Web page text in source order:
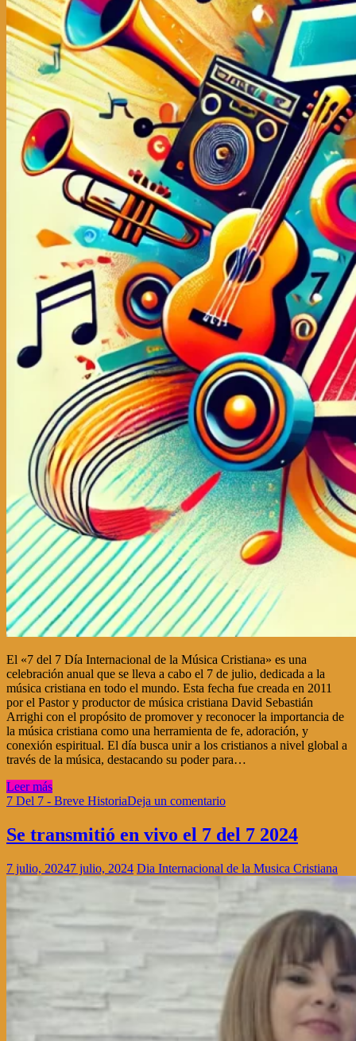
El «7 del 7 Día Internacional de la Música Cristiana» es una
celebración anual que se lleva a cabo el 7 de julio, dedicada a la
música cristiana en todo el mundo. Esta fecha fue creada en 2011
por el Pastor y productor de música cristiana David Sebastián
Arrighi con el propósito de promover y reconocer la importancia de
la música cristiana como una herramienta de fe, adoración, y
conexión espiritual. El día busca unir a los cristianos a nivel global a
través de la música, destacando su poder para…
Leer más
7 Del 7 - Breve HistoriaDeja un comentario
Se transmitió en vivo el 7 del 7 2024
7 julio, 20247 julio, 2024 Dia Internacional de la Musica Cristiana